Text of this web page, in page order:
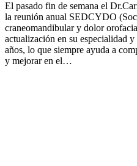
El pasado fin de semana el
la reunión anual SEDCYDO
craneomandibular y dolor
actualización en su especialidad
años, lo que siempre ayuda a
y mejorar en el…